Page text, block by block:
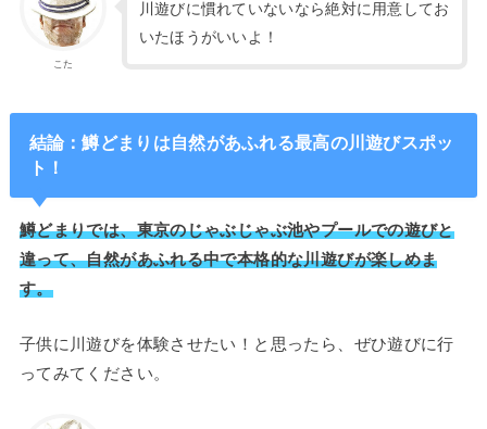
こた
川遊びに慣れていないなら絶対に用意してお
いたほうがいいよ！
結論：鱒どまりは自然があふれる最高の川遊びスポッ
ト！
鱒どまりでは、東京のじゃぶじゃぶ池やプールでの遊びと
違って、自然があふれる中で本格的な川遊びが楽しめま
す。
子供に川遊びを体験させたい！と思ったら、ぜひ遊びに行
ってみてください。